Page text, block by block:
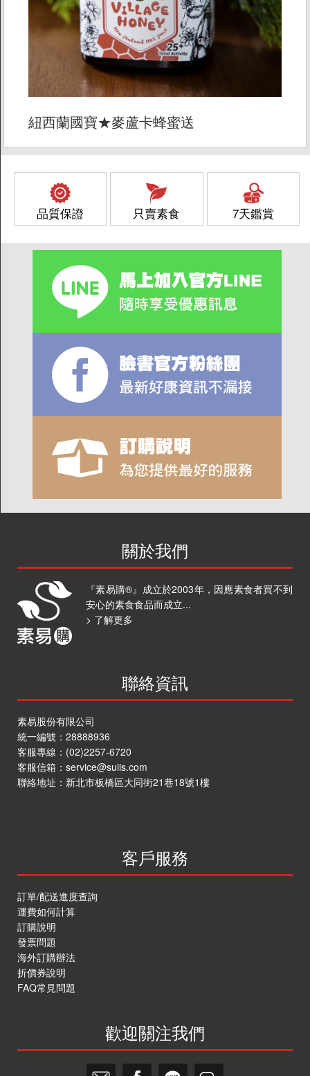
紐西蘭國寶★麥蘆卡蜂蜜送
品質保證 只賣素食 7天鑑賞
關於我們
『素易購®』成立於2003年，因應素食者買不到
安心的素食食品而成立...
> 了解更多
聯絡資訊
素易股份有限公司
統一編號：28888936
客服專線： (02)2257-6720
客服信箱： service@suiis.com
聯絡地址： 新北市板橋區大同街21巷18號1樓
客戶服務
訂單/配送進度查詢
運費如何計算
訂購說明
發票問題
海外訂購辦法
折價券說明
FAQ常見問題
歡迎關注我們